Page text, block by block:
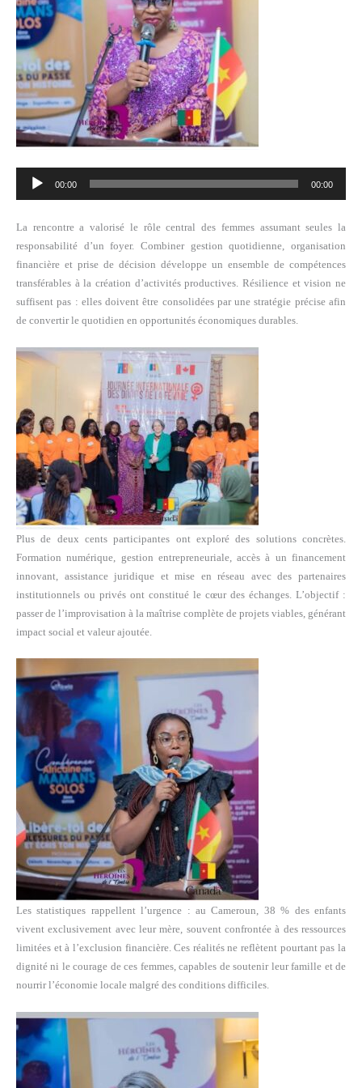
Lecteur
audio
00:00 00:00
La rencontre a valorisé le rôle central des femmes assumant seules la
responsabilité d’un foyer. Combiner gestion quotidienne, organisation
financière et prise de décision développe un ensemble de compétences
transférables à la création d’activités productives. Résilience et vision ne
suffisent pas : elles doivent être consolidées par une stratégie précise afin
de convertir le quotidien en opportunités économiques durables.
Plus de deux cents participantes ont exploré des solutions concrètes.
Formation numérique, gestion entrepreneuriale, accès à un financement
innovant, assistance juridique et mise en réseau avec des partenaires
institutionnels ou privés ont constitué le cœur des échanges. L’objectif :
passer de l’improvisation à la maîtrise complète de projets viables, générant
impact social et valeur ajoutée.
Les statistiques rappellent l’urgence : au Cameroun, 38 % des enfants
vivent exclusivement avec leur mère, souvent confrontée à des ressources
limitées et à l’exclusion financière. Ces réalités ne reflètent pourtant pas la
dignité ni le courage de ces femmes, capables de soutenir leur famille et de
nourrir l’économie locale malgré des conditions difficiles.